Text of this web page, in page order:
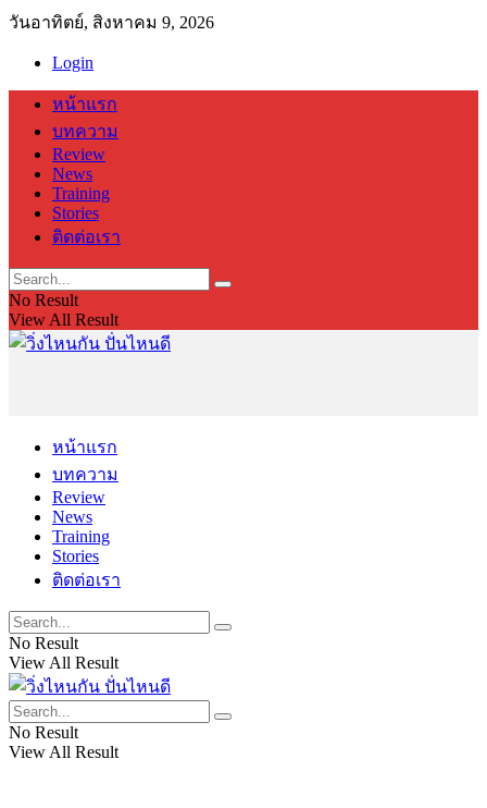
วันอาทิตย์, สิงหาคม 9, 2026
Login
หน้าแรก
บทความ
Review
News
Training
Stories
ติดต่อเรา
No Result
View All Result
หน้าแรก
บทความ
Review
News
Training
Stories
ติดต่อเรา
No Result
View All Result
No Result
View All Result